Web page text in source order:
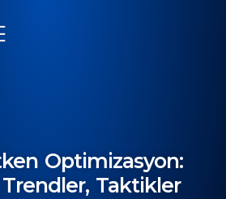
Optimizasyon:
Taktikler